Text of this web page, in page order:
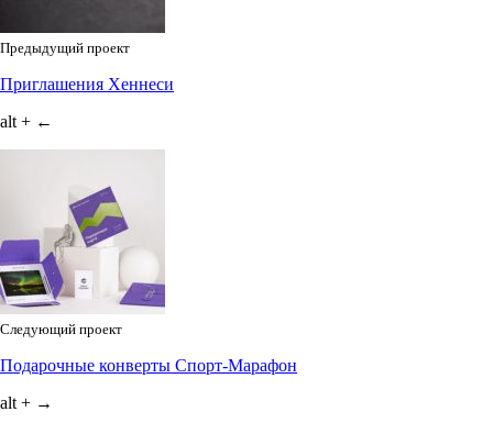
Предыдущий проект
Приглашения Хеннеси
alt + ←
Следующий проект
Подарочные конверты Спорт-Марафон
alt + →